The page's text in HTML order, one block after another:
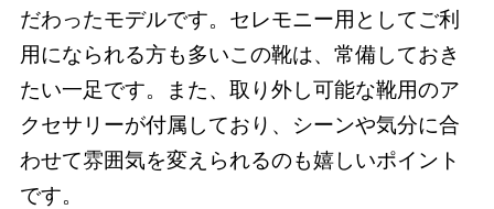
だわったモデルです。セレモニー用としてご利
用になられる方も多いこの靴は、常備しておき
たい一足です。また、取り外し可能な靴用のア
クセサリーが付属しており、シーンや気分に合
わせて雰囲気を変えられるのも嬉しいポイント
です。